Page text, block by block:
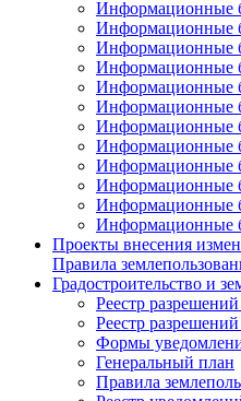
Информационные
Информационные
Информационные
Информационные
Информационные
Информационные
Информационные
Информационные
Информационные
Информационные
Информационные
Информационные
Проекты внесения
Правила
Градостроительство и
Реестр
Реестр
Формы
Генеральный план
Правила